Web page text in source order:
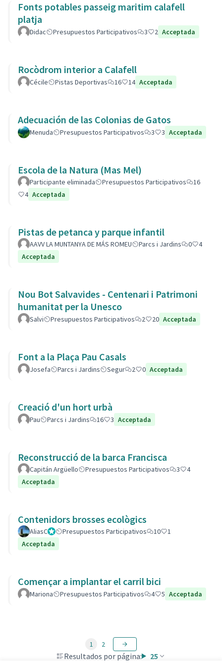
Fonts potables passeig maritim calafell
platja
Didac Presupuestos Participativos 3 2 Acceptada
Rocòdrom interior a Calafell
Cécile Pistas Deportivas 16 14 Acceptada
Adecuación de las Colonias de Gatos
Menuda Presupuestos Participativos 3 3 Acceptada
Escola de la Natura (Mas Mel)
Participante eliminada Presupuestos Participativos
16
4 Acceptada
Pistas de petanca y parque infantil
AAVV LA MUNTANYA DE MÁS ROMEU Parcs i Jardins 0
4
Acceptada
Nou Bot Salvavides - Centenari i Patrimoni
humanitat per la Unesco
Salvi Presupuestos Participativos 2 20 Acceptada
Font a la Plaça Pau Casals
Josefa Parcs i Jardins Segur 2 0 Acceptada
Creació d'un hort urbà
Pau Parcs i Jardins 16 3 Acceptada
Reconstrucció de la barca Francisca
Capitán Argüello Presupuestos Participativos 3
4
Acceptada
Contenidors brosses ecològics
AliasCGestorPresupuestos Participativos 10
1
Acceptada
Començar a implantar el carril bici
Mariona Presupuestos Participativos 4 5 Acceptada
Resultados por página: 25
1 2